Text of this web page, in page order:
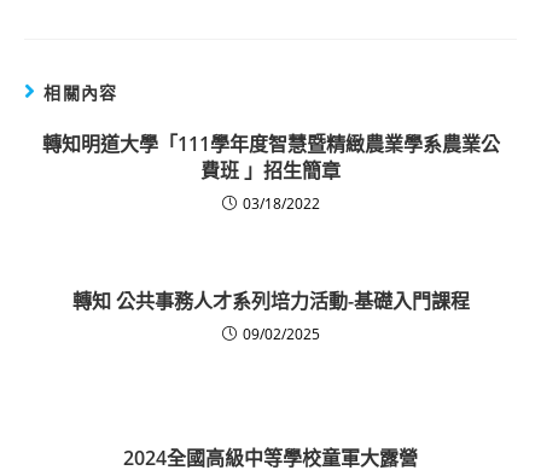
相關內容
轉知明道大學「111學年度智慧暨精緻農業學系農業公
費班 」招生簡章
03/18/2022
轉知 公共事務人才系列培力活動-基礎入門課程
09/02/2025
2024全國高級中等學校童軍大露營